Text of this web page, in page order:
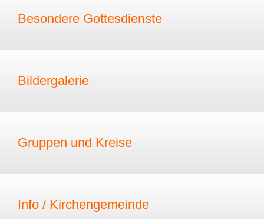
Besondere Gottesdienste
Bildergalerie
Gruppen und Kreise
Info / Kirchengemeinde